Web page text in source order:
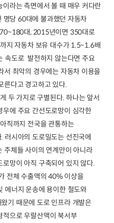
라는 측면에서 볼 때 매우 커다란
명당 60대에 불과했던 자동차
대, 2015년이면 350대로
지 자동차 보유 대수가 1.5~1.6배
속도로 발전하지 않는다면 주요
서 최악의 경우에는 자동차 이용을
른다고 경고하고 있다.
두 가지로 구별된다. 하나는 앞서
에 주요 간선도로망이 심각한
직까지 전국을 관통하는
러시아의 도로밀도는 선진국에
주체들 사이의 연계만이 아니라
망이 아직 구축되어 있지 않다.
전체 수출액의 40% 이상을
에너지 운송에 용이한 철도와
기 때문에 도로 인프라 개발은
적으로 우랄산맥이 북서부